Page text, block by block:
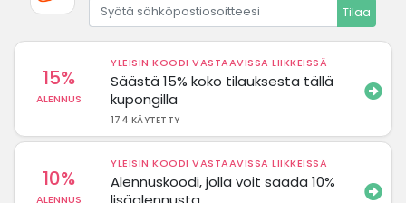
Tilaa
15%
ALENNUS
YLEISIN KOODI VASTAAVISSA LIIKKEISSÄ
Säästä 15% koko tilauksesta tällä
kupongilla
174 KÄYTETTY
10%
ALENNUS
YLEISIN KOODI VASTAAVISSA LIIKKEISSÄ
Alennuskoodi, jolla voit saada 10%